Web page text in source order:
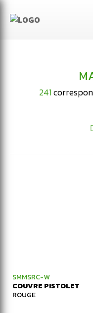
241
SMMSRC-W
COUVRE PISTOLET
ROUGE